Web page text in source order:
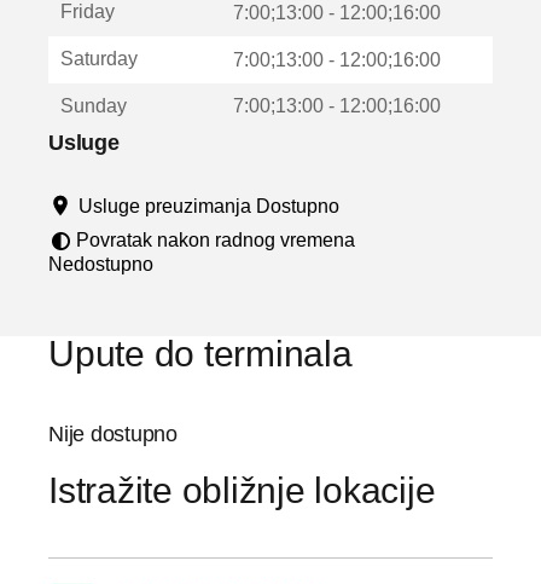
u
Friday 7:00;13:00 - 12:00;16:00
Saturday 7:00;13:00 - 12:00;16:00
Sunday 7:00;13:00 - 12:00;16:00
Usluge
Usluge preuzimanja Dostupno
Povratak nakon radnog vremena
Nedostupno
Upute do terminala
Nije dostupno
Istražite obližnje lokacije